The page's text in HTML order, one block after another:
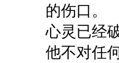
的伤口。
心灵已经
他不对任